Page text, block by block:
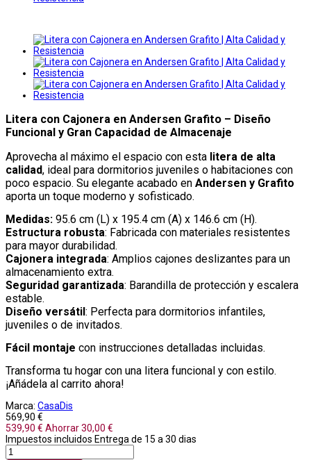
Litera con Cajonera en Andersen Grafito – Diseño
Funcional y Gran Capacidad de Almacenaje
Aprovecha al máximo el espacio con esta litera de alta
calidad, ideal para dormitorios juveniles o habitaciones con
poco espacio. Su elegante acabado en Andersen y Grafito
aporta un toque moderno y sofisticado.
Medidas: 95.6 cm (L) x 195.4 cm (A) x 146.6 cm (H).
Estructura robusta: Fabricada con materiales resistentes
para mayor durabilidad.
Cajonera integrada: Amplios cajones deslizantes para un
almacenamiento extra.
Seguridad garantizada: Barandilla de protección y escalera
estable.
Diseño versátil: Perfecta para dormitorios infantiles,
juveniles o de invitados.
Fácil montaje con instrucciones detalladas incluidas.
Transforma tu hogar con una litera funcional y con estilo.
¡Añádela al carrito ahora!
Marca: CasaDis
569,90 €
539,90 € Ahorrar 30,00 €
Impuestos incluidos Entrega de 15 a 30 dias